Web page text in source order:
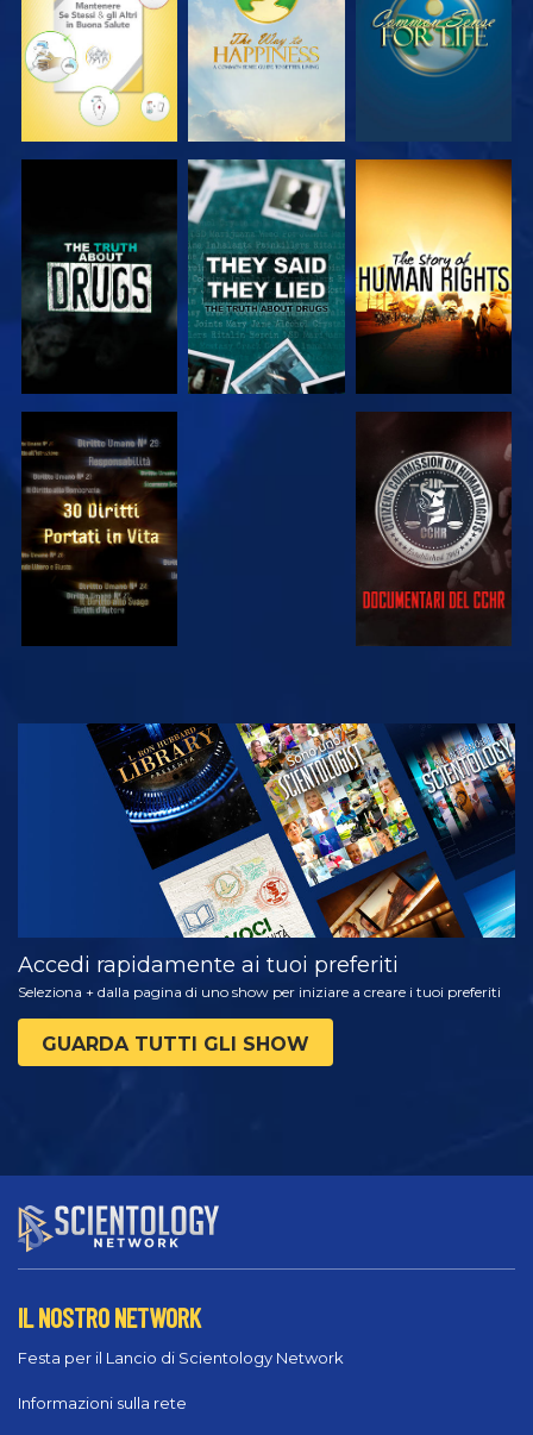
GUARDA GUARDA
GUARDA GUARDA
GUARDA
ESPLORA LE
SERIE
Accedi rapidamente ai tuoi preferiti
Seleziona + dalla pagina di uno show per iniziare a creare i tuoi preferiti
GUARDA TUTTI GLI SHOW
IL NOSTRO NETWORK
Festa per il Lancio di Scientology Network
Informazioni sulla rete